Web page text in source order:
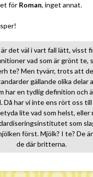
för Roman, inget annat.
det väl i vart fall lätt, visst
vad som är grönt te,
te? Men tyvärr, trots att
gällande olika delar
har en tydlig definition och
Då har vi inte ens rört oss
lite vad som helst,
som
först. Mjölk? I te? De
de där britterna.